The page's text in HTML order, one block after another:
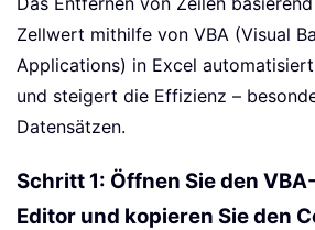
Zellwert mithilfe von VBA (Visual
Applications) in Excel
und steigert die Effizienz –
Datensätzen.
Schritt 1: Öffnen Sie den
Editor und kopieren Sie den